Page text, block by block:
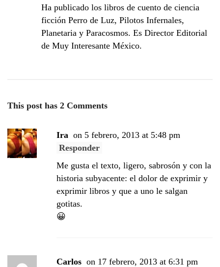
Ha publicado los libros de cuento de ciencia
ficción Perro de Luz, Pilotos Infernales,
Planetaria y Paracosmos. Es Director Editorial
de Muy Interesante México.
This post has 2 Comments
Ira on 5 febrero, 2013 at 5:48 pm
Responder
Me gusta el texto, ligero, sabrosón y con la
historia subyacente: el dolor de exprimir y
exprimir libros y que a uno le salgan
gotitas.
😀
Carlos on 17 febrero, 2013 at 6:31 pm